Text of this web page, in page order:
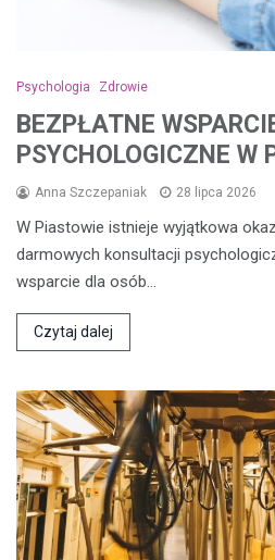
Psychologia Zdrowie
BEZPŁATNE
PSYCHOLOGICZNE W
Anna Szczepaniak 28 lipca 2026
W Piastowie istnieje wyjątkowa
darmowych konsultacji
wsparcie dla osób…
Czytaj dalej